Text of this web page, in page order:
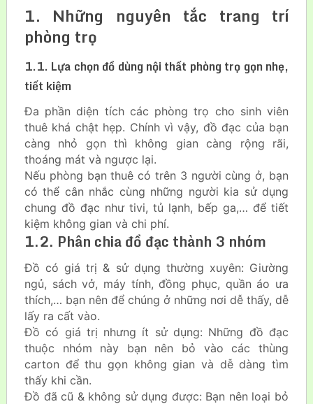
1. Những nguyên tắc trang trí
phòng trọ
1.1. Lựa chọn đồ dùng nội thất phòng trọ gọn nhẹ,
tiết kiệm
Đa phần diện tích các phòng trọ cho sinh viên
thuê khá chật hẹp. Chính vì vậy, đồ đạc của bạn
càng nhỏ gọn thì không gian càng rộng rãi,
thoáng mát và ngược lại.
Nếu phòng bạn thuê có trên 3 người cùng ở, bạn
có thể cân nhắc cùng những người kia sử dụng
chung đồ đạc như tivi, tủ lạnh, bếp ga,… để tiết
kiệm không gian và chi phí.
1.2. Phân chia đồ đạc thành 3 nhóm
Đồ có giá trị & sử dụng thường xuyên: Giường
ngủ, sách vở, máy tính, đồng phục, quần áo ưa
thích,… bạn nên để chúng ở những nơi dễ thấy, dễ
lấy ra cất vào.
Đồ có giá trị nhưng ít sử dụng: Những đồ đạc
thuộc nhóm này bạn nên bỏ vào các thùng
carton để thu gọn không gian và dễ dàng tìm
thấy khi cần.
Đồ đã cũ & không sử dụng được: Bạn nên loại bỏ